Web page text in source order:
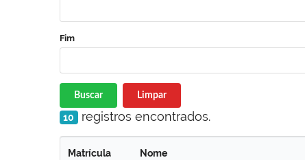
Fim
Buscar Limpar
10 registros encontrados.
Matrícula Nome